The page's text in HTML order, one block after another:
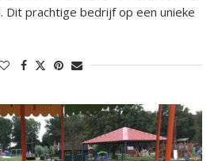
Dit prachtige bedrijf op een unieke